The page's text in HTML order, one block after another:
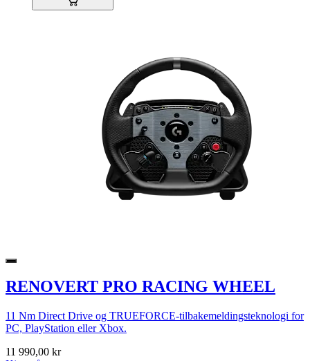
RENOVERT PRO RACING WHEEL
11 Nm Direct Drive og TRUEFORCE-tilbakemeldingsteknologi for
PC, PlayStation eller Xbox.
11 990,00 kr